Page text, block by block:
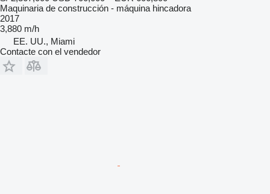
Maquinaria de construcción - máquina hincadora
2017
3,880 m/h
EE. UU., Miami
Contacte con el vendedor